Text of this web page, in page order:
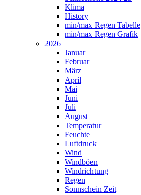
Klima
History
min/max Regen Tabelle
min/max Regen Grafik
2026
Januar
Februar
März
April
Mai
Juni
Juli
August
Temperatur
Feuchte
Luftdruck
Wind
Windböen
Windrichtung
Regen
Sonnschein Zeit